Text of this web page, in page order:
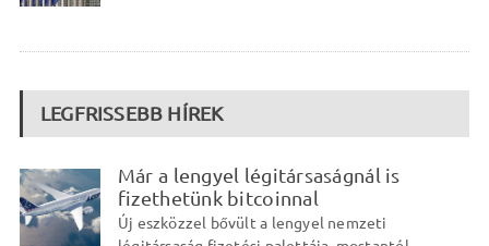
LEGFRISSEBB HÍREK
Már a lengyel légitársaságnál is
fizethetünk bitcoinnal
Új eszközzel bővült a lengyel nemzeti